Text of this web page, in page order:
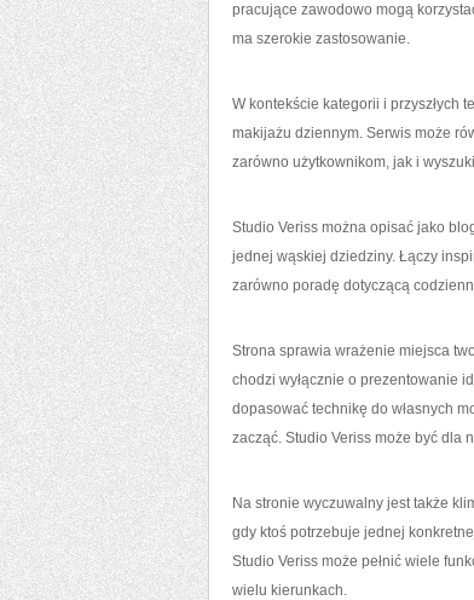
pracujące zawodowo mogą
ma szerokie zastosowanie.
W kontekście kategorii i przyszłych
makijażu dziennym. Serwis może
zarówno użytkownikom, jak i
Studio Veriss można opisać jako
jednej wąskiej dziedziny. Łączy
zarówno poradę dotyczącą
Strona sprawia wrażenie miejsca
chodzi wyłącznie o prezentowanie
dopasować technikę do własnych
zacząć. Studio Veriss może być dla
Na stronie wyczuwalny jest także
gdy ktoś potrzebuje jednej
Studio Veriss może pełnić wiele
wielu kierunkach.